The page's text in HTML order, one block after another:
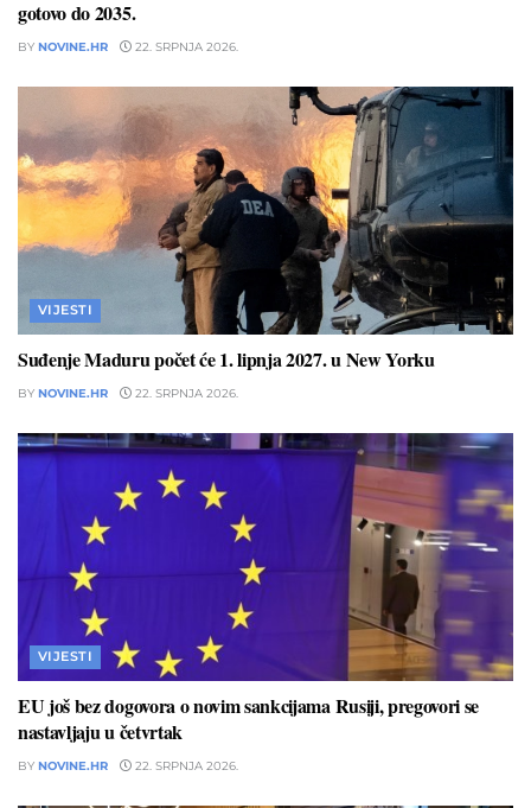
gotovo do 2035.
BY NOVINE.HR 22. SRPNJA 2026.
VIJESTI
Suđenje Maduru počet će 1. lipnja 2027. u New Yorku
BY NOVINE.HR 22. SRPNJA 2026.
VIJESTI
EU još bez dogovora o novim sankcijama Rusiji, pregovori se
nastavljaju u četvrtak
BY NOVINE.HR 22. SRPNJA 2026.